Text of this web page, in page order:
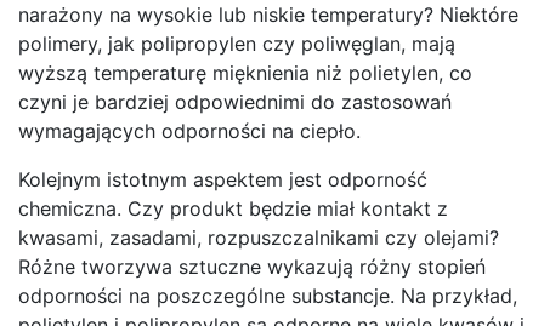
narażony na wysokie lub niskie temperatury? Niektóre
polimery, jak polipropylen czy poliwęglan, mają
wyższą temperaturę mięknienia niż polietylen, co
czyni je bardziej odpowiednimi do zastosowań
wymagających odporności na ciepło.
Kolejnym istotnym aspektem jest odporność
chemiczna. Czy produkt będzie miał kontakt z
kwasami, zasadami, rozpuszczalnikami czy olejami?
Różne tworzywa sztuczne wykazują różny stopień
odporności na poszczególne substancje. Na przykład,